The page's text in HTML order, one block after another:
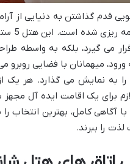
قدم گذاشتن به دنیایی از
می گیرد، بلکه به واسطه
میهمانان با فضایی روبرو
را به نمایش می گذارد. هر یک
برای یک اقامت ایده آل مجهز
با آگاهی کامل، بهترین
را ببرند.